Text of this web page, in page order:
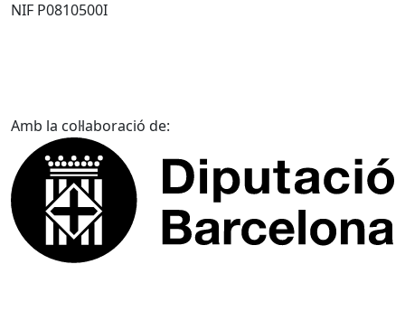
NIF P0810500I
Amb la col·laboració de: